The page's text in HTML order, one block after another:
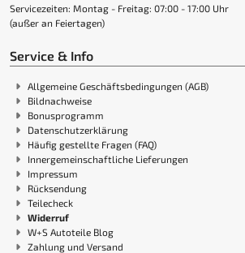
Servicezeiten: Montag - Freitag: 07:00 - 17:00 Uhr
(außer an Feiertagen)
Service & Info
Allgemeine Geschäftsbedingungen (AGB)
Bildnachweise
Bonusprogramm
Datenschutzerklärung
Häufig gestellte Fragen (FAQ)
Innergemeinschaftliche Lieferungen
Impressum
Rücksendung
Teilecheck
Widerruf
W+S Autoteile Blog
Zahlung und Versand